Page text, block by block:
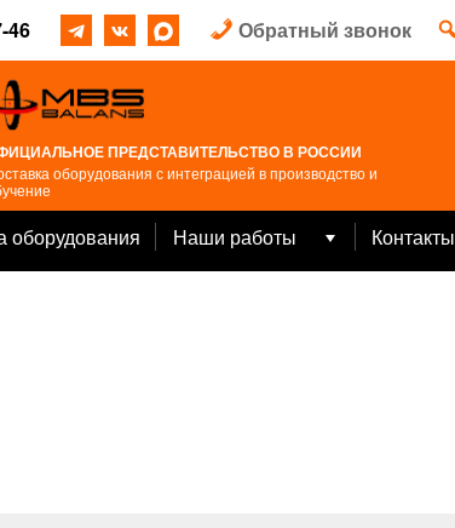
46 Обратный звонок
ПРЕДСТАВИТЕЛЬСТВО В РОССИИ
оборудования с интеграцией в производство и
оборудования Наши работы
Open
Контакты